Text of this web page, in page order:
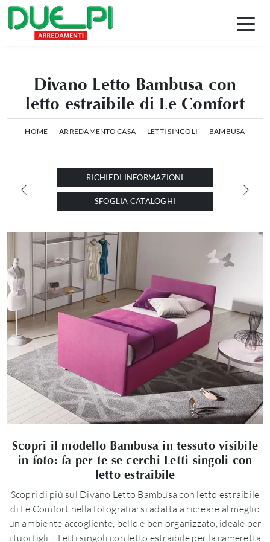
Divano Letto Bambusa con
letto estraibile di Le Comfort
HOME - ARREDAMENTO CASA - LETTI SINGOLI - BAMBUSA
RICHIEDI INFORMAZIONI
SFOGLIA CATALOGHI
Scopri il modello Bambusa in tessuto visibile
in foto: fa per te se cerchi Letti singoli con
letto estraibile
Scopri di più sul Divano Letto Bambusa con letto estraibile
di Le Comfort nella fotografia: si adatta a ricreare al meglio
un ambiente accogliente, bello e ben organizzato, ideale per
i tuoi figli. I Letti singoli con letto estraibile per la cameretta